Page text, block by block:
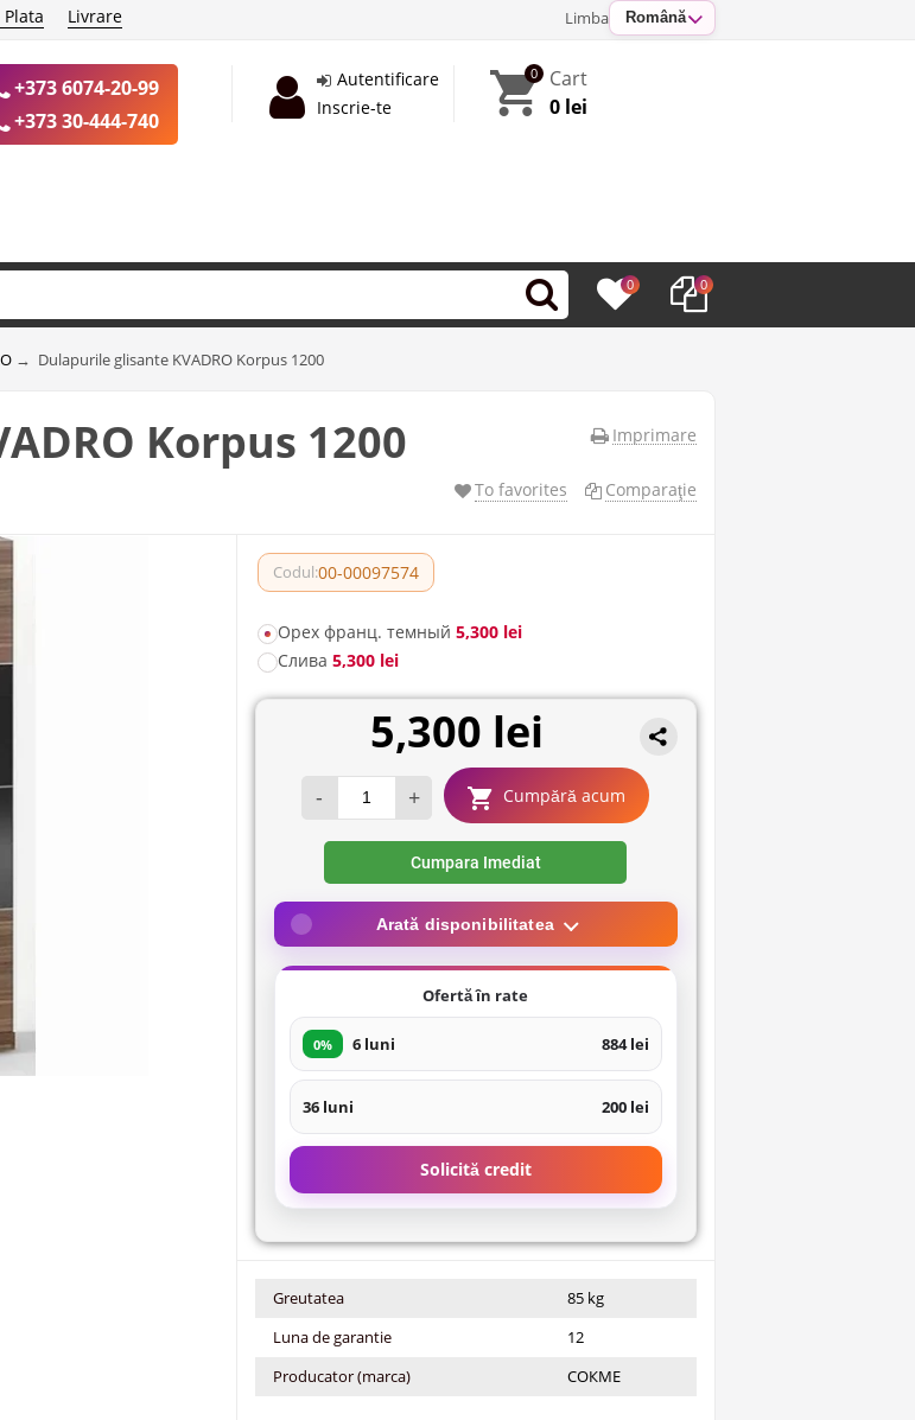
Limba Română
Livrare
+373 6074-20-99
+373 30-444-740
Autentificare
Inscrie-te
0
Cart
0 lei
0 0
→ Dulapurile glisante KVADRO Korpus 1200
Imprimare
Korpus 1200
To favorites Comparaţie
Codul:00-00097574
Орех франц. темный 5,300 lei
Слива 5,300 lei
5,300 lei
- + Cumpără acum
Cumpara Imediat
Arată disponibilitatea
Ofertă în rate
0% 6 luni 884 lei
36 luni 200 lei
Solicită credit
Greutatea
85 kg
Luna de garantie
12
Producator (marca)
СОКМЕ